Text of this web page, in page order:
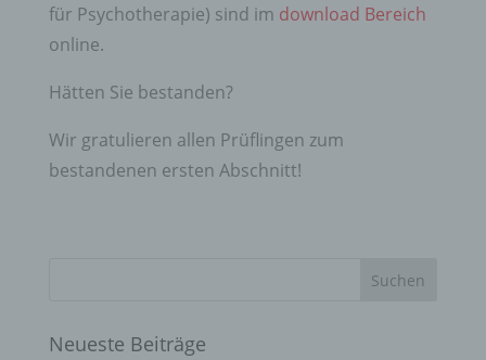
für Psychotherapie) sind im download Bereich
online.
Hätten Sie bestanden?
Wir gratulieren allen Prüflingen zum
bestandenen ersten Abschnitt!
Neueste Beiträge